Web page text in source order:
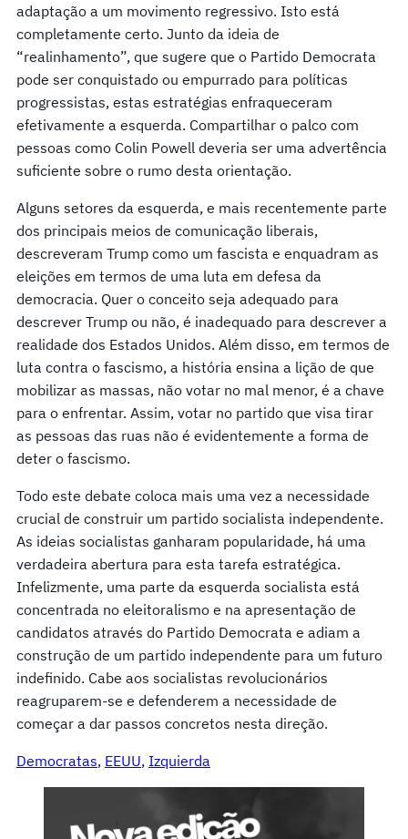
adaptação a um movimento regressivo. Isto está
completamente certo. Junto da ideia de
“realinhamento”, que sugere que o Partido Democrata
pode ser conquistado ou empurrado para políticas
progressistas, estas estratégias enfraqueceram
efetivamente a esquerda. Compartilhar o palco com
pessoas como Colin Powell deveria ser uma advertência
suficiente sobre o rumo desta orientação.
Alguns setores da esquerda, e mais recentemente parte
dos principais meios de comunicação liberais,
descreveram Trump como um fascista e enquadram as
eleições em termos de uma luta em defesa da
democracia. Quer o conceito seja adequado para
descrever Trump ou não, é inadequado para descrever a
realidade dos Estados Unidos. Além disso, em termos de
luta contra o fascismo, a história ensina a lição de que
mobilizar as massas, não votar no mal menor, é a chave
para o enfrentar. Assim, votar no partido que visa tirar
as pessoas das ruas não é evidentemente a forma de
deter o fascismo.
Todo este debate coloca mais uma vez a necessidade
crucial de construir um partido socialista independente.
As ideias socialistas ganharam popularidade, há uma
verdadeira abertura para esta tarefa estratégica.
Infelizmente, uma parte da esquerda socialista está
concentrada no eleitoralismo e na apresentação de
candidatos através do Partido Democrata e adiam a
construção de um partido independente para um futuro
indefinido. Cabe aos socialistas revolucionários
reagruparem-se e defenderem a necessidade de
começar a dar passos concretos nesta direção.
Democratas, EEUU, Izquierda